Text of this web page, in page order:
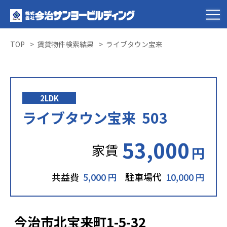
TOP 賃貸物件検索結果 ライブタウン宝来
2LDK
ライブタウン宝来 503
家賃 53,000 円
共益費 5,000 円 駐車場代 10,000 円
今治市北宝来町1-5-32